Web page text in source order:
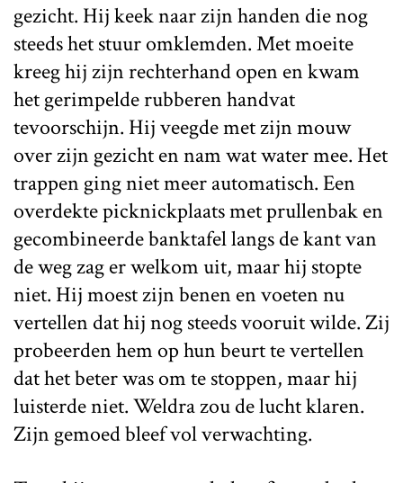
gezicht. Hij keek naar zijn handen die nog
steeds het stuur omklemden. Met moeite
kreeg hij zijn rechterhand open en kwam
het gerimpelde rubberen handvat
tevoorschijn. Hij veegde met zijn mouw
over zijn gezicht en nam wat water mee. Het
trappen ging niet meer automatisch. Een
overdekte picknickplaats met prullenbak en
gecombineerde banktafel langs de kant van
de weg zag er welkom uit, maar hij stopte
niet. Hij moest zijn benen en voeten nu
vertellen dat hij nog steeds vooruit wilde. Zij
probeerden hem op hun beurt te vertellen
dat het beter was om te stoppen, maar hij
luisterde niet. Weldra zou de lucht klaren.
Zijn gemoed bleef vol verwachting.